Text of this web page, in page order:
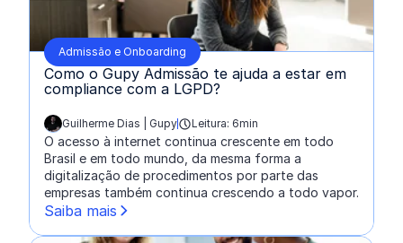
Admissão e Onboarding
Como o Gupy Admissão te ajuda a estar em
compliance com a LGPD?
escrito por:
Guilherme Dias | Gupy Leitura: 6min
O acesso à internet continua crescente em todo
Brasil e em todo mundo, da mesma forma a
digitalização de procedimentos por parte das
empresas também continua crescendo a todo vapor.
Saiba mais